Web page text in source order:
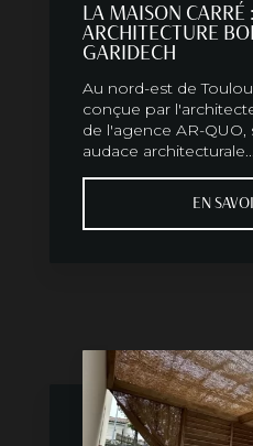
LA MAISON CARRÉ
ARCHITECTURE
GARIDECH
Au nord-est de
conçue par
de l'agence AR-
audace
EN